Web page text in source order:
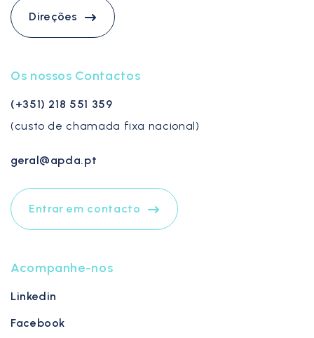
Direções
Os nossos Contactos
(+351) 218 551 359
(custo de chamada fixa nacional)
geral@apda.pt
Entrar em contacto
Acompanhe-nos
Linkedin
Facebook